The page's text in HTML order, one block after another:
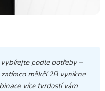
podle potřeby –
měkčí 2B vynikne
více tvrdostí vám